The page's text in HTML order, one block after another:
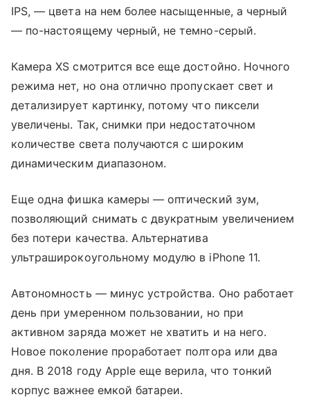
IPS, — цвета на нем более насыщенные, а черный
— по-настоящему черный, не темно-серый.
Камера XS смотрится все еще достойно. Ночного
режима нет, но она отлично пропускает свет и
детализирует картинку, потому что пиксели
увеличены. Так, снимки при недостаточном
количестве света получаются с широким
динамическим диапазоном.
Еще одна фишка камеры — оптический зум,
позволяющий снимать с двукратным увеличением
без потери качества. Альтернатива
ультраширокоугольному модулю в iPhone 11.
Автономность — минус устройства. Оно работает
день при умеренном пользовании, но при
активном заряда может не хватить и на него.
Новое поколение проработает полтора или два
дня. В 2018 году Apple еще верила, что тонкий
корпус важнее емкой батареи.